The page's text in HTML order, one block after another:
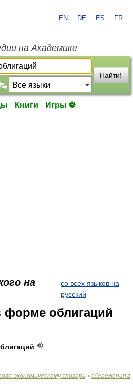
EN DE ES FR
на Академике
Найти!
Книги Игры ⚽
на
со всех языков на
русский
форме облигаций
экономическому словарь > сбережения в